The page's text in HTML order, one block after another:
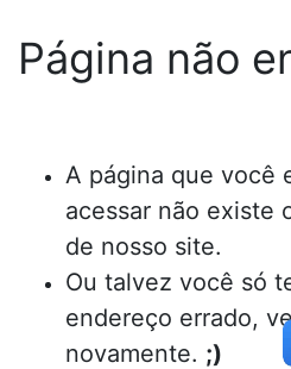
Página não
A página que você
acessar não existe
de nosso site.
Ou talvez você só
endereço errado,
novamente. ;)